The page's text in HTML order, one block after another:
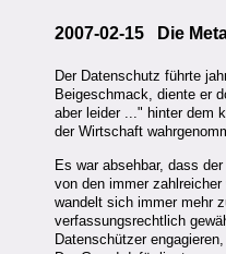
2007-02-15 Die
Der Datenschutz führte
Beigeschmack, diente er
aber leider ..." hinter dem
der Wirtschaft
Es war absehbar, dass
von den immer
wandelt sich immer mehr
verfassungsrechtlich
Datenschützer